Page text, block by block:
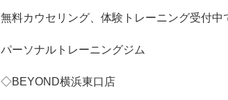
無料カウセリング、体験トレーニング受付中
パーソナルトレーニングジム
◇BEYOND横浜東口店